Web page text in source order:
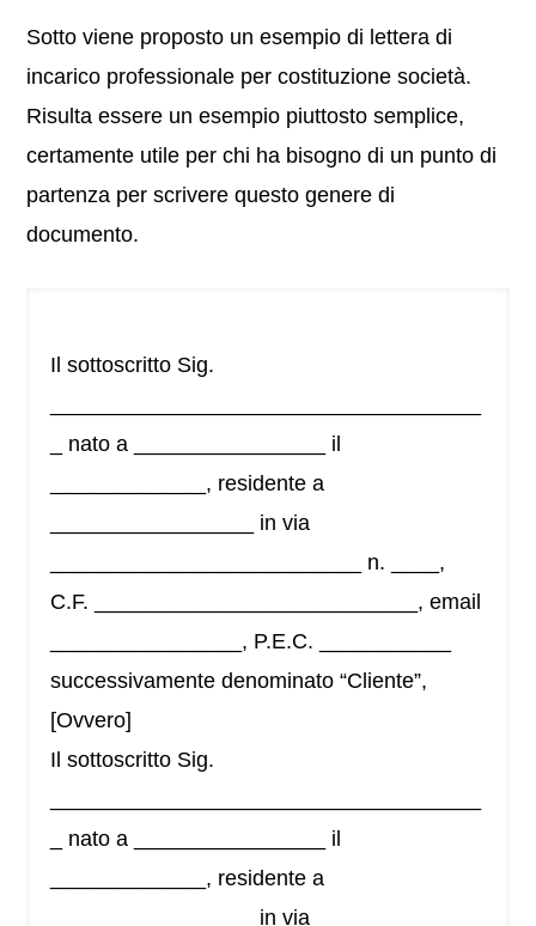
Sotto viene proposto un esempio di lettera di
incarico professionale per costituzione società.
Risulta essere un esempio piuttosto semplice,
certamente utile per chi ha bisogno di un punto di
partenza per scrivere questo genere di
documento.
Il sottoscritto Sig.
_ nato a ________________ il
_____________, residente a
_________________ in via
__________________________ n. ____,
C.F. ___________________________, email
________________, P.E.C. ___________
successivamente denominato “Cliente”,
[Ovvero]
Il sottoscritto Sig.
_ nato a ________________ il
_____________, residente a
_________________ in via